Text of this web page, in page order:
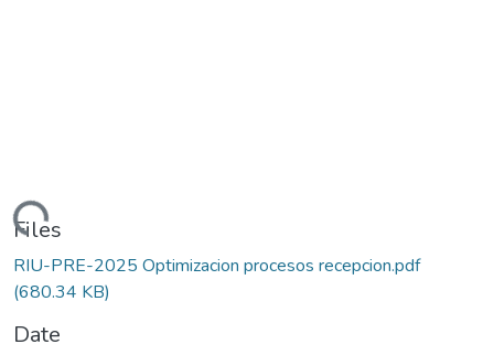
Files
RIU-PRE-2025 Optimizacion procesos recepcion.pdf
(680.34 KB)
Date